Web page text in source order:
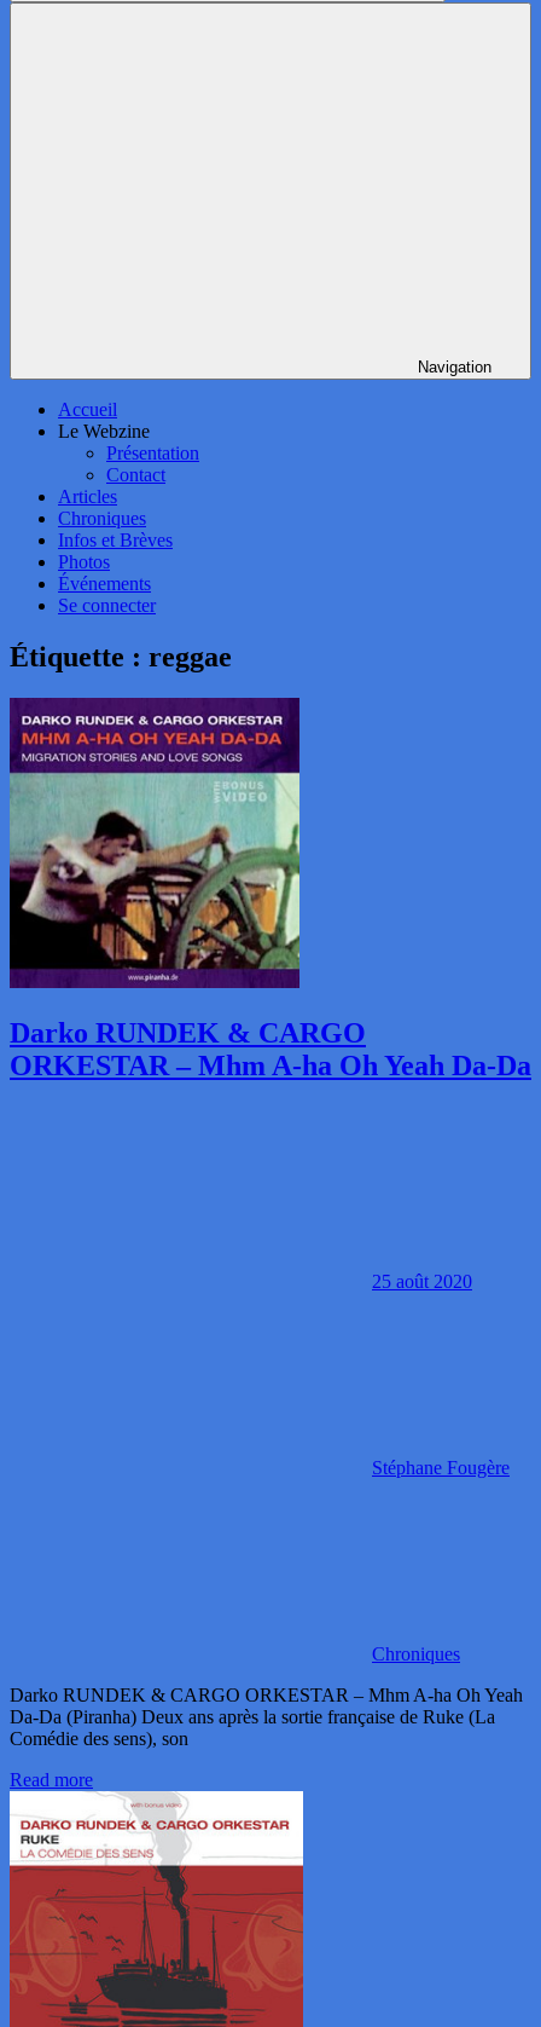
Navigation
Accueil
Le Webzine
Présentation
Contact
Articles
Chroniques
Infos et Brèves
Photos
Événements
Se connecter
Étiquette : reggae
Darko RUNDEK & CARGO
ORKESTAR – Mhm A-ha Oh Yeah Da-Da
25 août 2020
Stéphane Fougère
Chroniques
Darko RUNDEK & CARGO ORKESTAR – Mhm A-ha Oh Yeah
Da-Da (Piranha) Deux ans après la sortie française de Ruke (La
Comédie des sens), son
Read more